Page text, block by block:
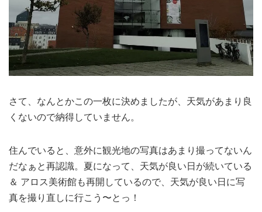
さて、なんとかこの一枚に決めましたが、天気があまり良
くないので納得していません。
住んでいると、意外に観光地の写真はあまり撮ってないん
だなぁと再認識。夏になって、天気が良い日が続いている
＆ アロス美術館も再開しているので、天気が良い日に写
真を撮り直しに行こう〜とっ！